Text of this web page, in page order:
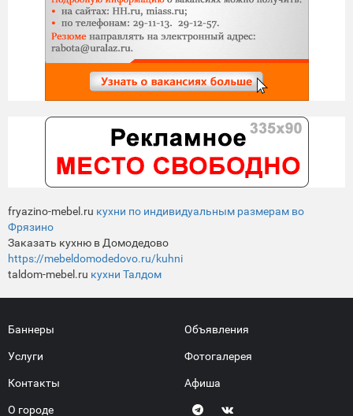
fryazino-mebel.ru кухни по индивидуальным размерам во
Фрязино
Заказать кухню в Домодедово
https://mebeldomodedovo.ru/kuhni
taldom-mebel.ru кухни Талдом
Баннеры
Услуги
Контакты
О городе
Объявления
Фотогалерея
Афиша